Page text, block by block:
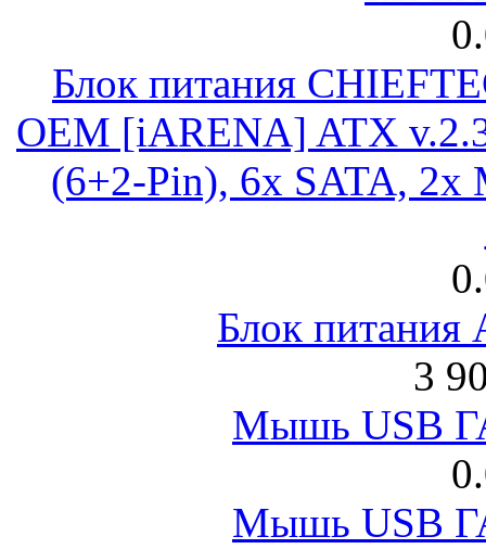
Блок питания
OEM [iARENA] ATX
(6+2-Pin), 6x SATA, 2x
Блок питания
3
Мышь USB
Мышь USB